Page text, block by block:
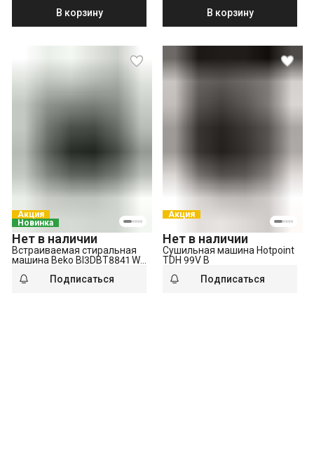
В корзину
В корзину
Акция
Новинка
Нет в наличии
Встраиваемая стиральная
машина Beko BI3DBT8841 W
Подписаться
Акция
Нет в наличии
Сушильная машина Hotpoint
TDH 99V B
Подписаться